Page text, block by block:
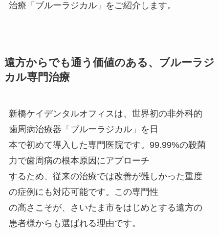
治療「ブルーラジカル」をご紹介します。
遠方からでも通う価値のある、ブルーラジ
カル専門治療
新橋ケイデンタルオフィスは、世界初の非外科的
歯周病治療器「ブルーラジカル」を日
本で初めて導入した専門医院です。99.99%の殺菌
力で歯周病の根本原因にアプローチ
するため、従来の治療では改善が難しかった重度
の症例にも対応可能です。この専門性
の高さこそが、さいたま市をはじめとする遠方の
患者様からも選ばれる理由です。